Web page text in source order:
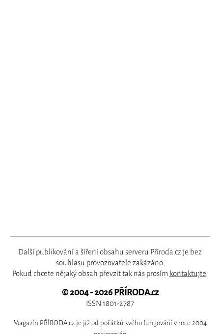
Další publikování a šíření obsahu serveru Příroda.cz je bez
souhlasu provozovatele zakázáno.
Pokud chcete nějaký obsah převzít tak nás prosím kontaktujte.
© 2004 - 2026PŘÍRODA.cz
ISSN 1801-2787
Magazín PŘÍRODA.cz je již od počátků svého fungování v roce 2004